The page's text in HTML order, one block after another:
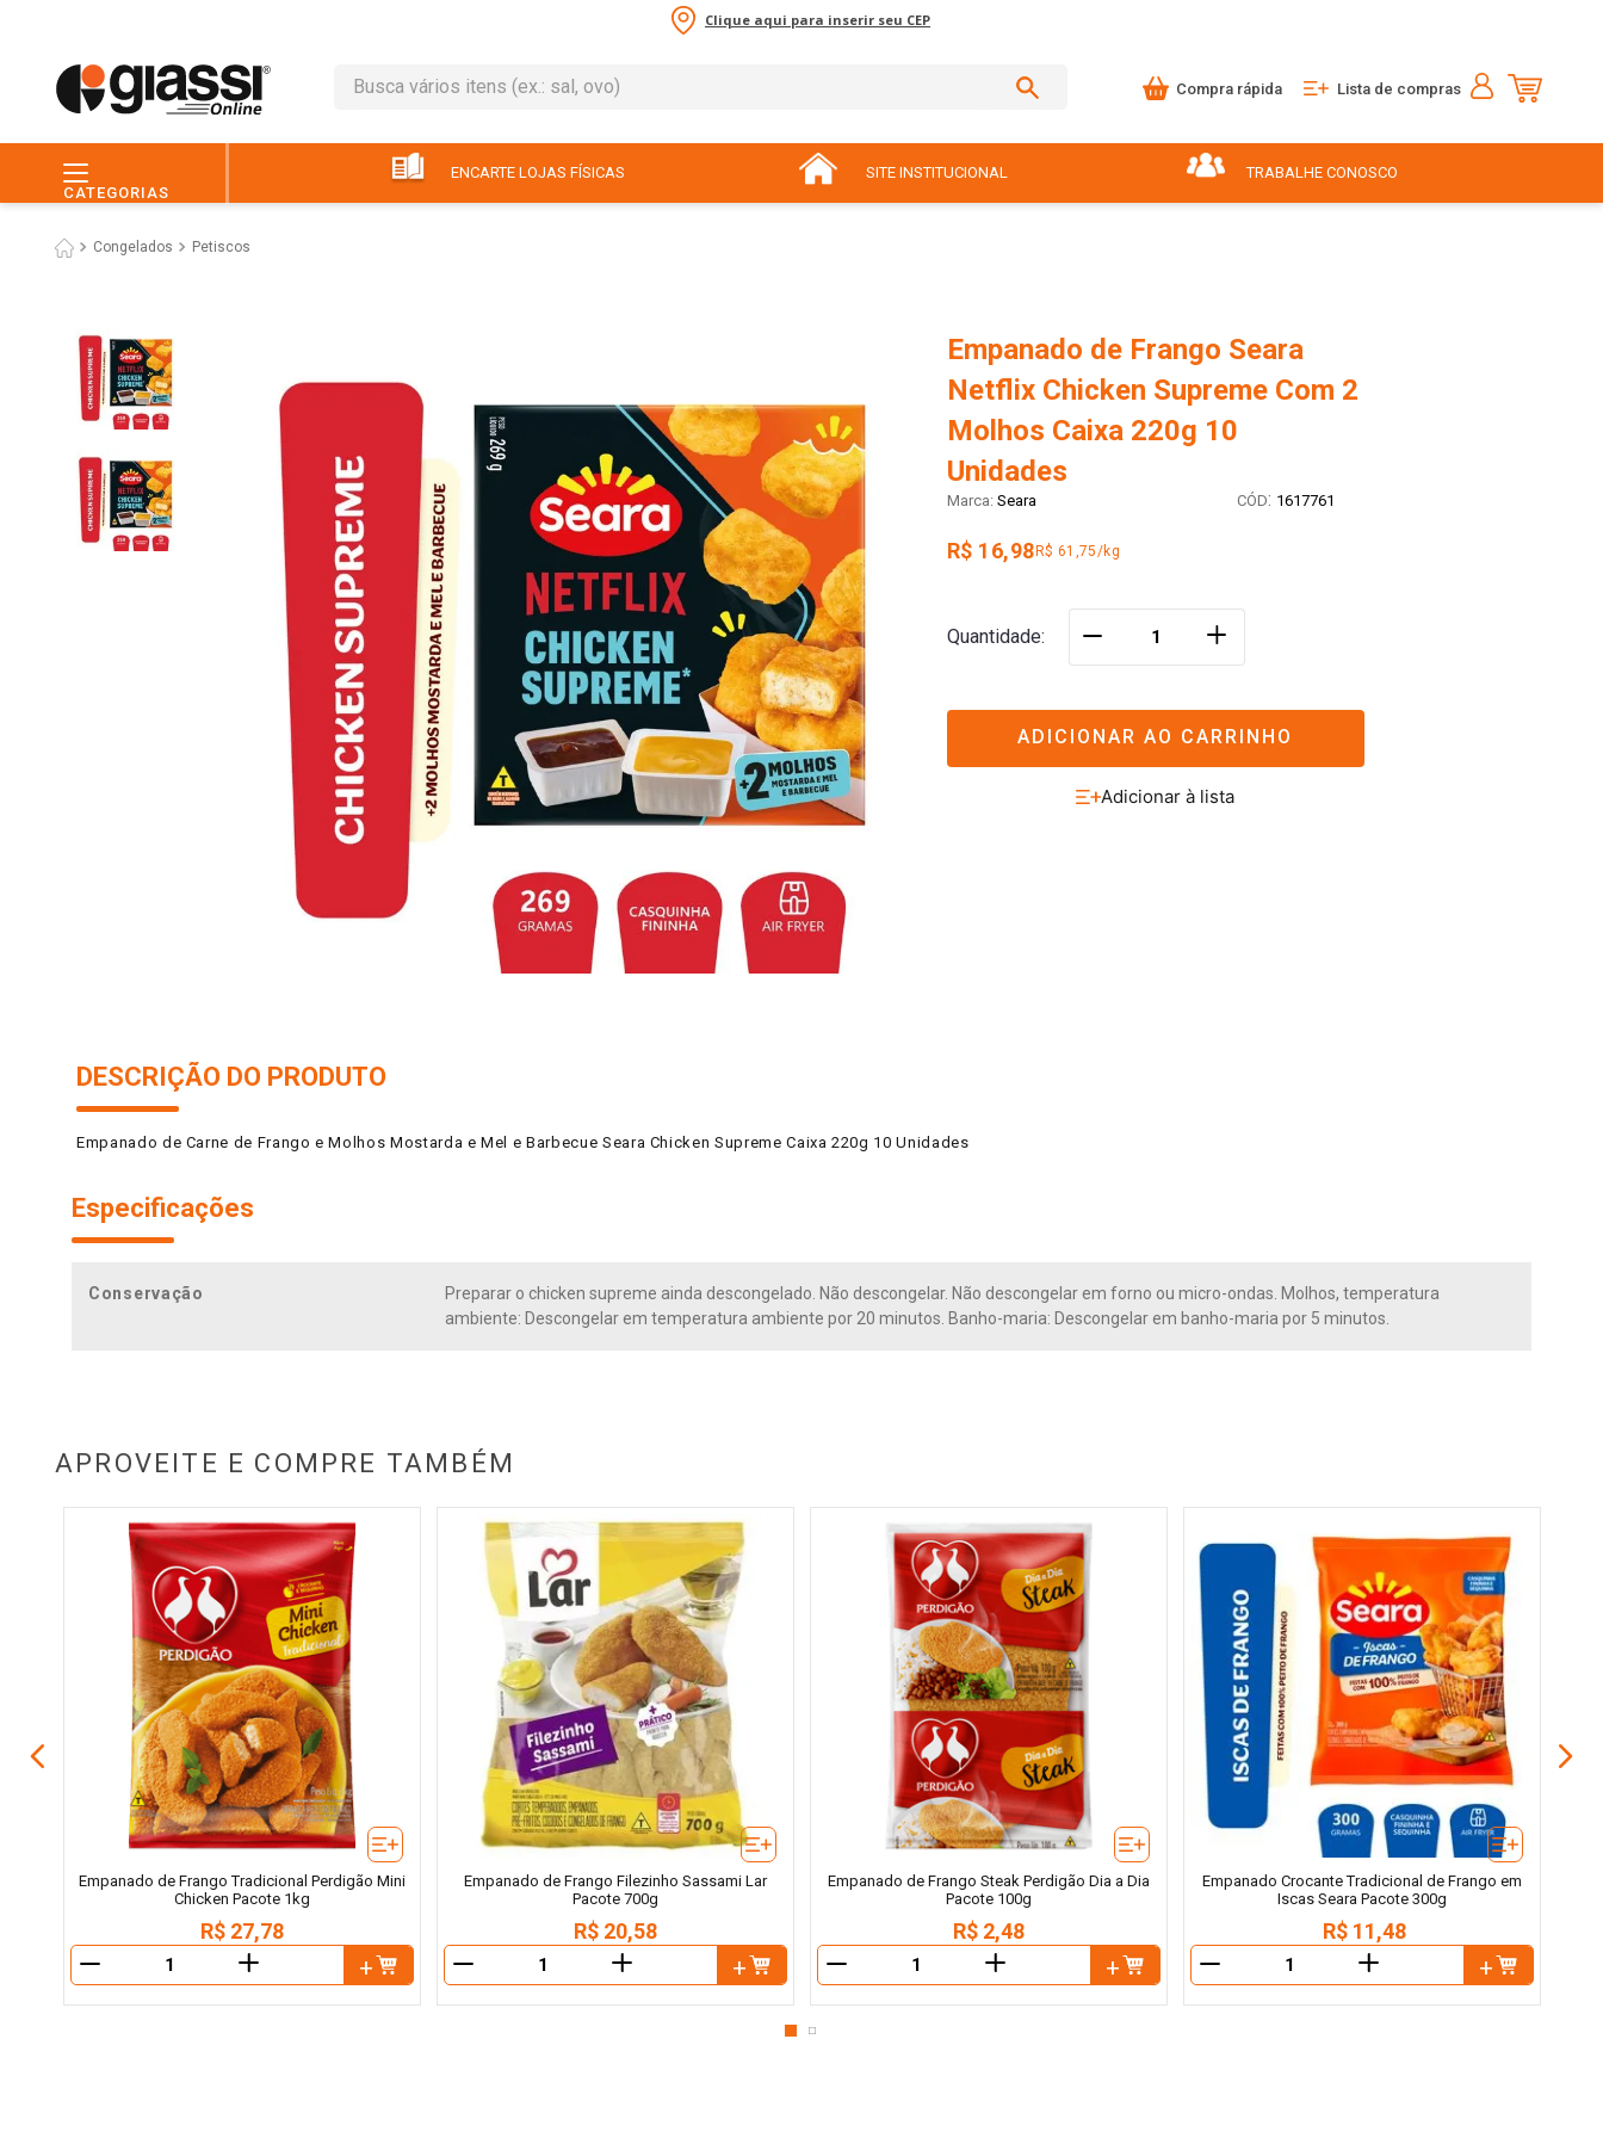
Clique aqui para inserir seu CEP
Busca vários itens (ex.: sal, ovo)
Compra rápida Lista de compras
CATEGORIAS
ENCARTE LOJAS FÍSICAS SITE INSTITUCIONAL TRABALHE CONOSCO
Congelados Petiscos
Empanado de Frango Seara
Netflix Chicken Supreme Com 2
Molhos Caixa 220g 10
Unidades
Seara : 1617761
R$ 16,98R$ 61,75/kg
Quantidade ＋
ADICIONAR AO CARRINHO
DESCRIÇÃO DO PRODUTO
Empanado de Carne de Frango e Molhos Mostarda e Mel e Barbecue Seara Chicken Supreme Caixa 220g 10 Unidades
Especificações
Conservação
Preparar o chicken supreme ainda descongelado. Não descongelar. Não descongelar em forno ou micro-ondas. Molhos, temperatura
ambiente: Descongelar em temperatura ambiente por 20 minutos. Banho-maria: Descongelar em banho-maria por 5 minutos.
APROVEITE E COMPRE TAMBÉM
Empanado de Frango Tradicional Perdigão Mini
Chicken Pacote 1kg
R$ 27,78
＋
Empanado de Frango Filezinho Sassami Lar
Pacote 700g
R$ 20,58
＋
Empanado de Frango Steak Perdigão Dia a Dia
Pacote 100g
R$ 2,48
＋
Empanado Crocante Tradicional de Frango em
Iscas Seara Pacote 300g
R$ 11,48
＋
leite
6º pão
macarrão
8 iogurte
9 ovo
10 arroz